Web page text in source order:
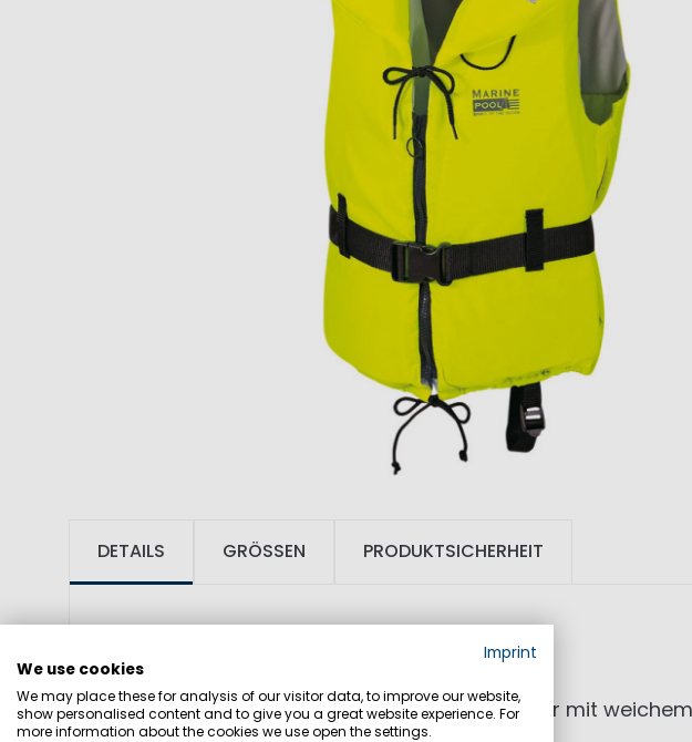
DETAILS
PRODUKTINFORMATIONEN: Wie Europe PE, aber mit
GRÖSSEN PRODUKTSICHERHEIT
Imprint
We use cookies
We may place these for analysis of our visitor data, to improve our website,
show personalised content and to give you a great website experience. For
more information about the cookies we use open the settings.